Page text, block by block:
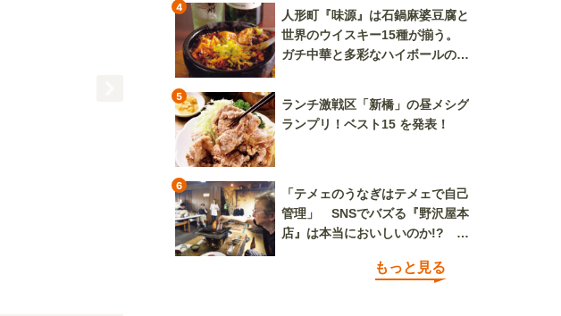
4
人形町『味源』は石鍋麻婆豆腐と
世界のウイスキー15種が揃う。
ガチ中華と多彩なハイボールの組
5
ランチ激戦区「新橋」の昼メシグ
ランプリ！ベスト15 を発表！
6
「テメェのうなぎはテメェで自己
管理」 SNSでバズる『野沢屋本
店』は本当においしいのか!? い
もっと見る